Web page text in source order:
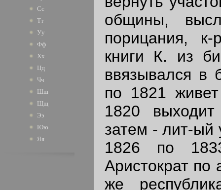
Сс
Тт
Уу
Фф
Хх
Цц
Чч
Шш
Щщ
Ээ
Юю
Яя
общины,
порицания, к-
книги К. из
ввязывался в
по 1821
1820
затем - лит-ый
1826 по
Аристократ по
же